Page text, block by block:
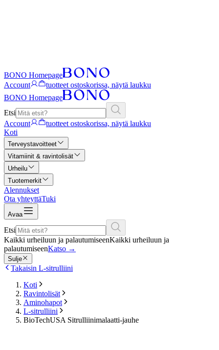
BONO Homepage
Account
tuotteet ostoskorissa, näytä laukku
BONO Homepage
Etsi
Account
tuotteet ostoskorissa, näytä laukku
Koti
Terveystavoitteet
Vitamiinit & ravintolisät
Urheilu
Tuotemerkit
Alennukset
Ota yhteyttäTuki
Avaa
Etsi
Kaikki urheiluun ja palautumiseenKaikki urheiluun ja
palautumiseenKatso →
Sulje
Takaisin L-sitrulliini
Koti
Ravintolisät
Aminohapot
L-sitrulliini
BioTechUSA Sitrulliinimalaatti-jauhe